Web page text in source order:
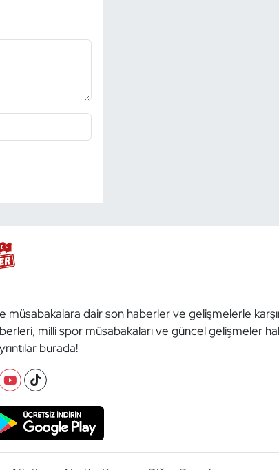
dair son haberler ve gelişmelerle
milli spor müsabakaları ve güncel gelişmeler
burada!